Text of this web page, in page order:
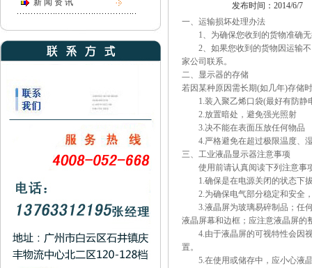
新 闻 资 讯
发布时间：2014/6/7
一、运输损坏处理办法
1、为确保您收到的货物准确
2、如果您收到的货物因运输不
家公司联系。
二、显示器的存储
若因某种原因需长期(如几年)存
1.装入聚乙烯口袋(最好有防
2.放置暗处，避免强光照
3.决不能在表面压放任何
4.严格避免在超过极限温度
三、工业液晶显示器注意事项
使用前请认真阅读下列注意
1.确保是在电源关闭的状态
2.为确保电气部分稳定和安全
3.液晶屏为玻璃易碎制品；任何
液晶屏幕和边框；应注意液晶屏
4.由于液晶屏的可视特性会因视
置。
5.在使用或储存中，应小心液